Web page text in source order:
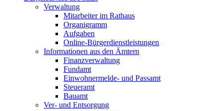
Verwaltung
Mitarbeiter im Rathaus
Organigramm
Aufgaben
Online-Bürgerdienstleistungen
Informationen aus den Ämtern
Finanzverwaltung
Fundamt
Einwohnermelde- und Passamt
Steueramt
Bauamt
Ver- und Entsorgung